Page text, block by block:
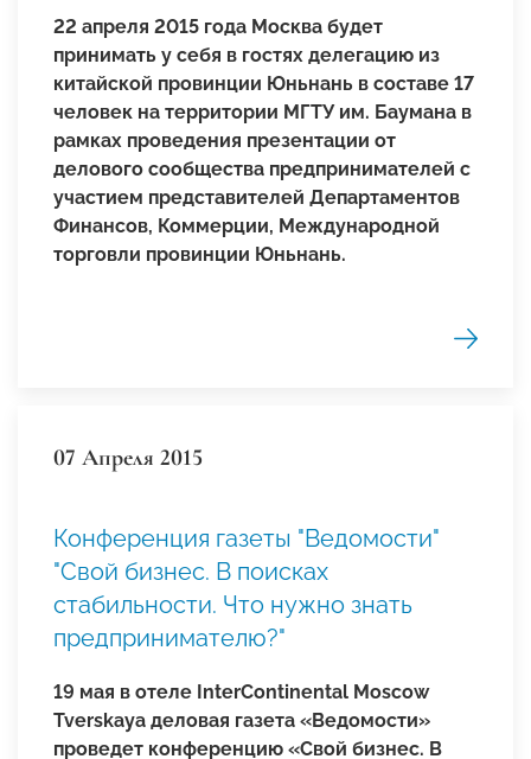
22 апреля 2015 года Москва будет
принимать у себя в гостях делегацию из
китайской провинции Юньнань в составе 17
человек на территории МГТУ им. Баумана в
рамках проведения презентации от
делового сообщества предпринимателей с
участием представителей Департаментов
Финансов, Коммерции, Международной
торговли провинции Юньнань.
07 Апреля 2015
Конференция газеты "Ведомости"
"Свой бизнес. В поисках
стабильности. Что нужно знать
предпринимателю?"
19 мая в отеле InterContinental Moscow
Tverskaya деловая газета «Ведомости»
проведет конференцию «Свой бизнес. В